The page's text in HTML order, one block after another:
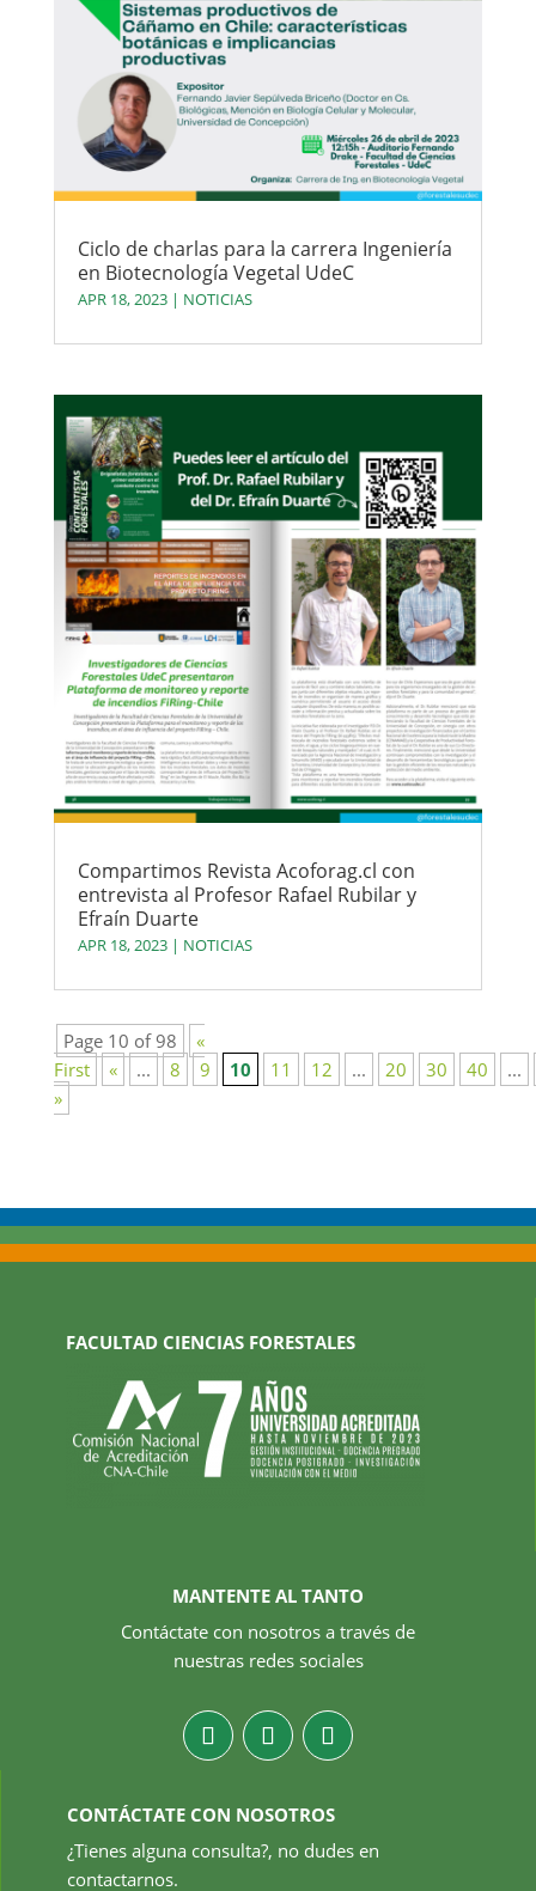
Ciclo de charlas para la carrera Ingeniería
en Biotecnología Vegetal UdeC
APR 18, 2023| NOTICIAS
Compartimos Revista Acoforag.cl con
entrevista al Profesor Rafael Rubilar y
Efraín Duarte
APR 18, 2023| NOTICIAS
Page 10 of 98
«
First
« ... 8 9 10 11 12 ... 20 30 40
...
»
FACULTAD CIENCIAS FORESTALES
MANTENTE AL TANTO
Contáctate con nosotros a través de
nuestras redes sociales
CONTÁCTATE CON NOSOTROS
¿Tienes alguna consulta?, no dudes en
contactarnos.